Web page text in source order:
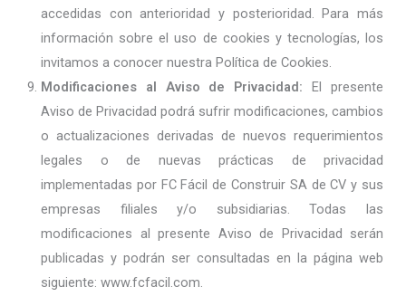
accedidas con anterioridad y posterioridad. Para más
información sobre el uso de cookies y tecnologías, los
invitamos a conocer nuestra Política de Cookies.
Modificaciones al Aviso de Privacidad: El presente
Aviso de Privacidad podrá sufrir modificaciones, cambios
o actualizaciones derivadas de nuevos requerimientos
legales o de nuevas prácticas de privacidad
implementadas por FC Fácil de Construir SA de CV y sus
empresas filiales y/o subsidiarias. Todas las
modificaciones al presente Aviso de Privacidad serán
publicadas y podrán ser consultadas en la página web
siguiente: www.fcfacil.com.